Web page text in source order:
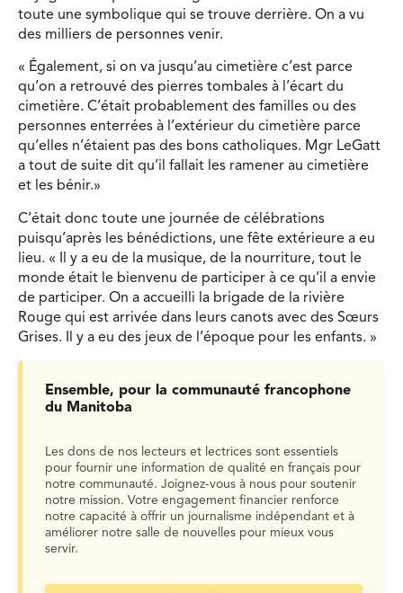
toute une symbolique qui se trouve derrière. On a vu
des milliers de personnes venir.
« Également, si on va jusqu’au cimetière c’est parce
qu’on a retrouvé des pierres tombales à l’écart du
cimetière. C’était probablement des familles ou des
personnes enterrées à l’extérieur du cimetière parce
qu’elles n’étaient pas des bons catholiques. Mgr LeGatt
a tout de suite dit qu’il fallait les ramener au cimetière
et les bénir.»
C’était donc toute une journée de célébrations
puisqu’après les bénédictions, une fête extérieure a eu
lieu. « Il y a eu de la musique, de la nourriture, tout le
monde était le bienvenu de participer à ce qu’il a envie
de participer. On a accueilli la brigade de la rivière
Rouge qui est arrivée dans leurs canots avec des Sœurs
Grises. Il y a eu des jeux de l’époque pour les enfants. »
Ensemble, pour la communauté francophone
du Manitoba
Les dons de nos lecteurs et lectrices sont essentiels
pour fournir une information de qualité en français pour
notre communauté. Joignez-vous à nous pour soutenir
notre mission. Votre engagement financier renforce
notre capacité à offrir un journalisme indépendant et à
améliorer notre salle de nouvelles pour mieux vous
servir.